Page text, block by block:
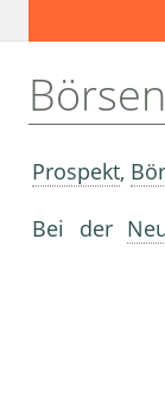
Prospekt,
Bei der